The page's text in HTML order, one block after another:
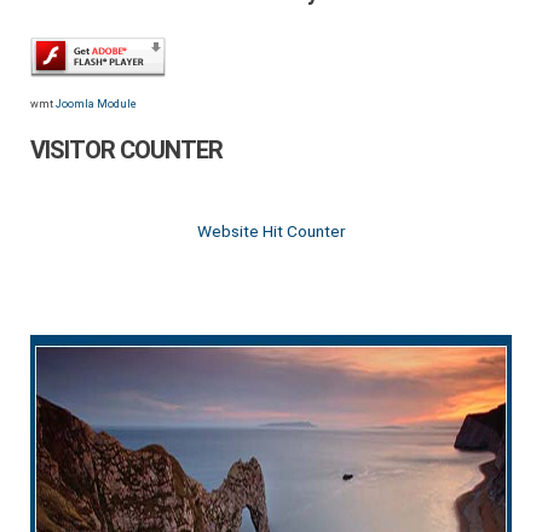
wmt Joomla Module
VISITOR COUNTER
Website Hit Counter